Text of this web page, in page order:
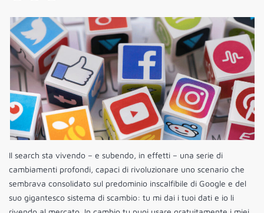
Il search sta vivendo – e subendo, in effetti – una serie di
cambiamenti profondi, capaci di rivoluzionare uno scenario che
sembrava consolidato sul predominio inscalfibile di Google e del
suo gigantesco sistema di scambio: tu mi dai i tuoi dati e io li